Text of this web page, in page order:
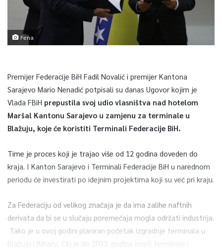
Fena
Premijer Federacije BiH Fadil Novalić i premijer Kantona
Sarajevo Mario Nenadić potpisali su danas Ugovor kojim je
Vlada FBiH prepustila svoj udio vlasništva nad hotelom
Maršal Kantonu Sarajevo u zamjenu za terminale u
Blažuju, koje će koristiti Terminali Federacije BiH.
Time je proces koji je trajao više od 12 godina doveden do
kraja. I Kanton Sarajevo i Terminali Federacije BiH u narednom
periodu će investirati po idejnim projektima koji su već pri kraju.
Za Federaciju od velikog značaja je da ima zalihe naftnih
derivata da bi se u slučaju poremećaja mogla održati industrija.
Tako je u ovoj godini planiran početak izgradnje terminala u
Blažuju i Bihaću. Cilj je do 2023. godine imati terminale i